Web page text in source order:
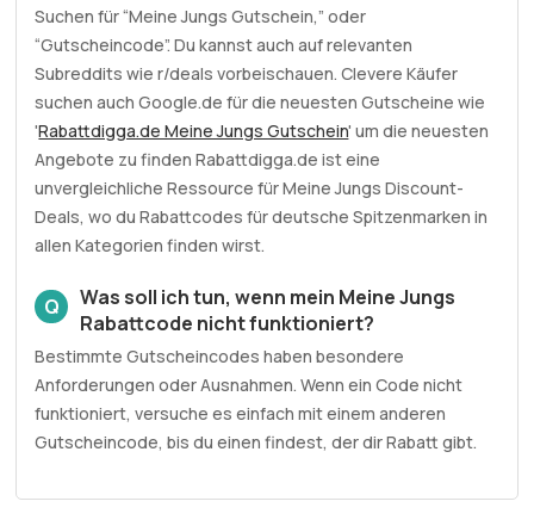
Suchen für “Meine Jungs Gutschein,” oder
“Gutscheincode”. Du kannst auch auf relevanten
Subreddits wie r/deals vorbeischauen. Clevere Käufer
suchen auch Google.de für die neuesten Gutscheine wie
'Rabattdigga.de Meine Jungs Gutschein' um die neuesten
Angebote zu finden Rabattdigga.de ist eine
unvergleichliche Ressource für Meine Jungs Discount-
Deals, wo du Rabattcodes für deutsche Spitzenmarken in
allen Kategorien finden wirst.
Q
Was soll ich tun, wenn mein Meine Jungs
Rabattcode nicht funktioniert?
Bestimmte Gutscheincodes haben besondere
Anforderungen oder Ausnahmen. Wenn ein Code nicht
funktioniert, versuche es einfach mit einem anderen
Gutscheincode, bis du einen findest, der dir Rabatt gibt.